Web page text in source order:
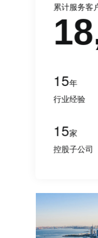
累计服务客
15年
行业经验
15家
控股子公司